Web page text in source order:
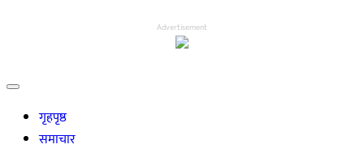
Advertisement
गृहपृष्ठ
समाचार